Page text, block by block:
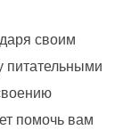
своим
питательными
помочь вам